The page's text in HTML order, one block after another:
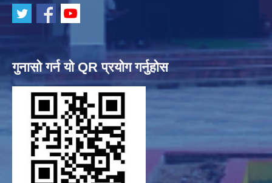
गुनासो गर्न यो QR प्रयोग गर्नुहोस